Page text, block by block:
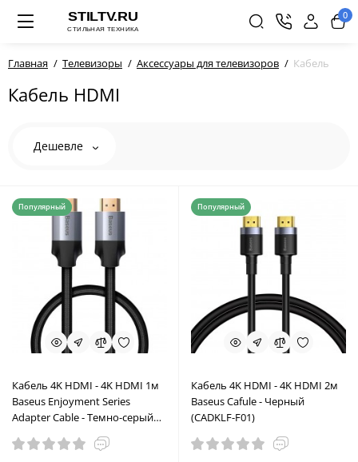
0
Главная Телевизоры Аксессуары для телевизоров Кабель
Кабель HDMI
Дешевле
Популярный
Кабель 4K HDMI - 4K HDMI 1м
Baseus Enjoyment Series
Adapter Cable - Темно-серый
Популярный
Кабель 4K HDMI - 4K HDMI 2м
Baseus Cafule - Черный
(CADKLF-F01)